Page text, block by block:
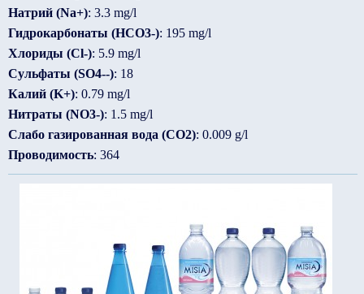
Натрий (Na+): 3.3 mg/l
Гидрокарбонаты (HCO3-): 195 mg/l
Хлориды (Cl-): 5.9 mg/l
Сульфаты (SO4--): 18
Калий (K+): 0.79 mg/l
Нитраты (NO3-): 1.5 mg/l
Слабо газированная вода (CO2): 0.009 g/l
Проводимость: 364